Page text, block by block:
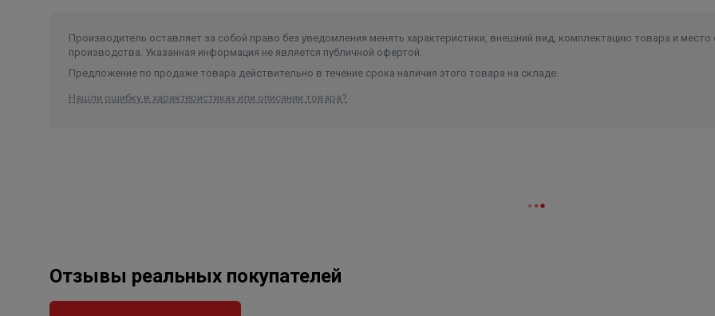
Максимальная температура
жидкости
110 °С
Производитель оставляет за собой право без уведомления менять характеристики, внешний вид, комплектацию товара и место
производства. Указанная информация не является публичной офертой.
Предложение по продаже товара действительно в течение срока наличия этого товара на складе.
Нашли ошибку в характеристиках или описании товара?
Отзывы реальных покупателей